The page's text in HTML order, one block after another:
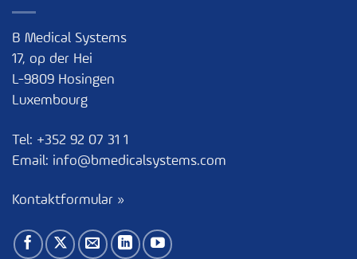
B Medical Systems
17, op der Hei
L-9809 Hosingen
Luxembourg
Tel: +352 92 07 31 1
Email: info@bmedicalsystems.com
Kontaktformular »